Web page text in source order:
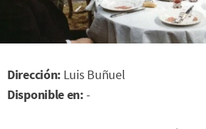
Dirección: Luis Buñuel
Disponible en:-